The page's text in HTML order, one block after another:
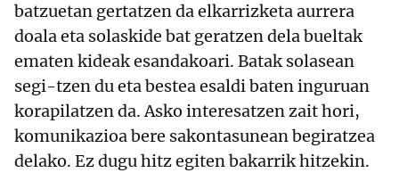
batzuetan gertatzen da elkarrizketa aurrera
doala eta solaskide bat geratzen dela bueltak
ematen kideak esandakoari. Batak solasean
segi-tzen du eta bestea esaldi baten inguruan
korapilatzen da. Asko interesatzen zait hori,
komunikazioa bere sakontasunean begiratzea
delako. Ez dugu hitz egiten bakarrik hitzekin.